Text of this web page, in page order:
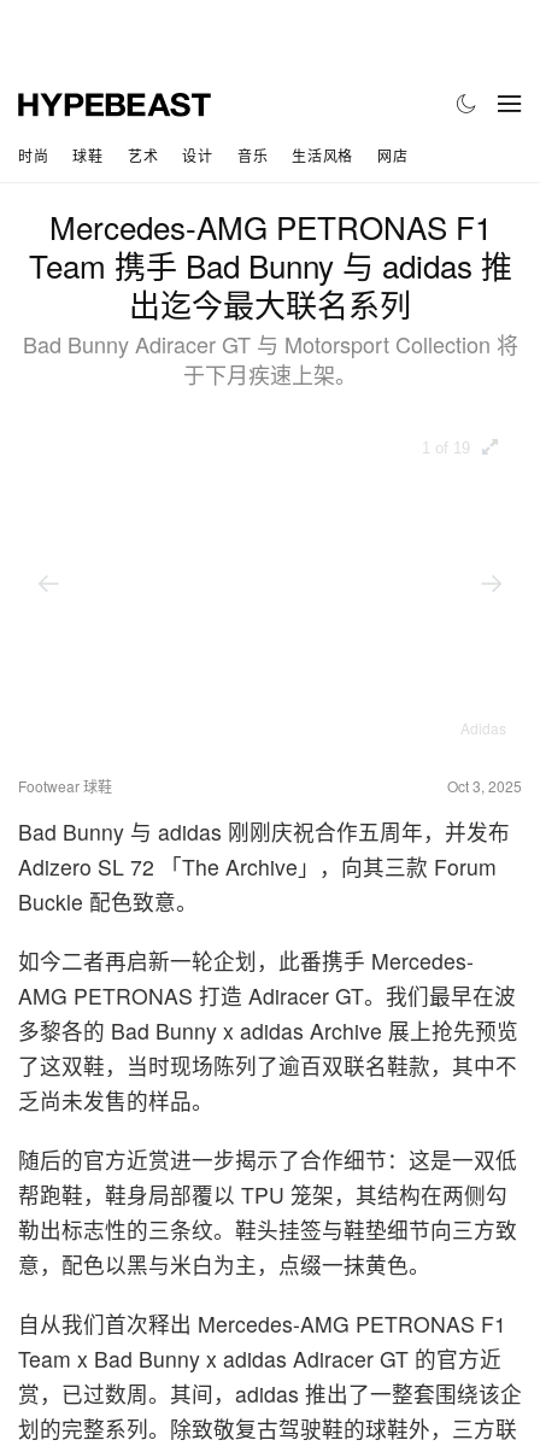
时尚 球鞋 艺术 设计 音乐 生活风格 网店
Mercedes-AMG PETRONAS F1
Team 携手 Bad Bunny 与 adidas 推
出迄今最大联名系列
Bad Bunny Adiracer GT 与 Motorsport Collection 将
于下月疾速上架。
1 of 19
Adidas
Footwear 球鞋 Oct 3, 2025
Bad Bunny 与 adidas 刚刚庆祝合作五周年，并发布
Adizero SL 72 「The Archive」，向其三款 Forum
Buckle 配色致意。
如今二者再启新一轮企划，此番携手 Mercedes-
AMG PETRONAS 打造 Adiracer GT。我们最早在波
多黎各的 Bad Bunny x adidas Archive 展上抢先预览
了这双鞋，当时现场陈列了逾百双联名鞋款，其中不
乏尚未发售的样品。
随后的官方近赏进一步揭示了合作细节：这是一双低
帮跑鞋，鞋身局部覆以 TPU 笼架，其结构在两侧勾
勒出标志性的三条纹。鞋头挂签与鞋垫细节向三方致
意，配色以黑与米白为主，点缀一抹黄色。
自从我们首次释出 Mercedes-AMG PETRONAS F1
Team x Bad Bunny x adidas Adiracer GT 的官方近
赏，已过数周。其间，adidas 推出了一整套围绕该企
划的完整系列。除致敬复古驾驶鞋的球鞋外，三方联